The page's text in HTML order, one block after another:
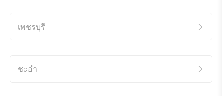
เพชรบุรี
ชะอำ